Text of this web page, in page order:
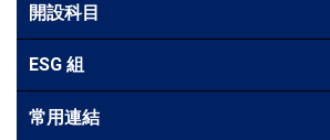
開設科目
ESG 組
常用連結